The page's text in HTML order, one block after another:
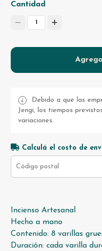
Cantidad
1
Debido a que las
Jengi, los tiempos
variaciones.
Calculá el costo de
Incienso Artesanal
Hecho a mano
Contenido: 8 varillas
Duración: cada varilla